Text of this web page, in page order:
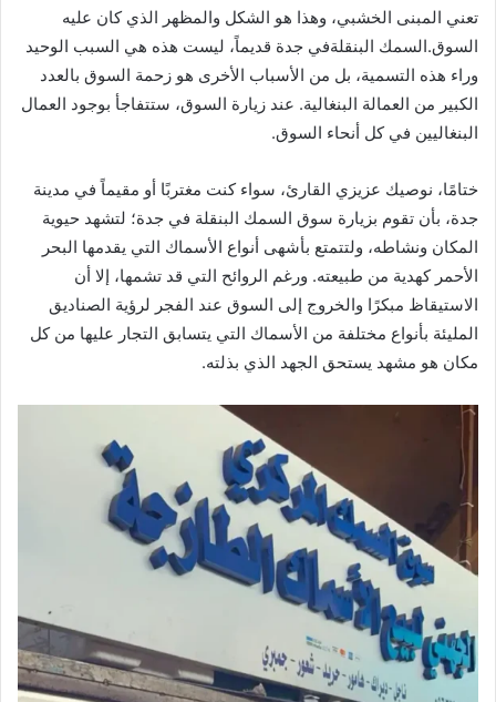
تعني المبنى الخشبي، وهذا هو الشكل والمظهر الذي كان عليه
السوق.السمك البنقلةفي جدة قديماً، ليست هذه هي السبب الوحيد
وراء هذه التسمية، بل من الأسباب الأخرى هو زحمة السوق بالعدد
الكبير من العمالة البنغالية. عند زيارة السوق، ستتفاجأ بوجود العمال
البنغاليين في كل أنحاء السوق.
ختامًا، نوصيك عزيزي القارئ، سواء كنت مغتربًا أو مقيماً في مدينة
جدة، بأن تقوم بزيارة سوق السمك البنقلة في جدة؛ لتشهد حيوية
المكان ونشاطه، ولتتمتع بأشهى أنواع الأسماك التي يقدمها البحر
الأحمر كهدية من طبيعته. ورغم الروائح التي قد تشمها، إلا أن
الاستيقاظ مبكرًا والخروج إلى السوق عند الفجر لرؤية الصناديق
المليئة بأنواع مختلفة من الأسماك التي يتسابق التجار عليها من كل
مكان هو مشهد يستحق الجهد الذي بذلته.